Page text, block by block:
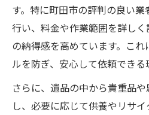
す。特に町田市の評判の良い
行い、料金や作業範囲を詳し
の納得感を高めています。こ
ルを防ぎ、安心して依頼できる
さらに、遺品の中から貴重品
し、必要に応じて供養やリサ